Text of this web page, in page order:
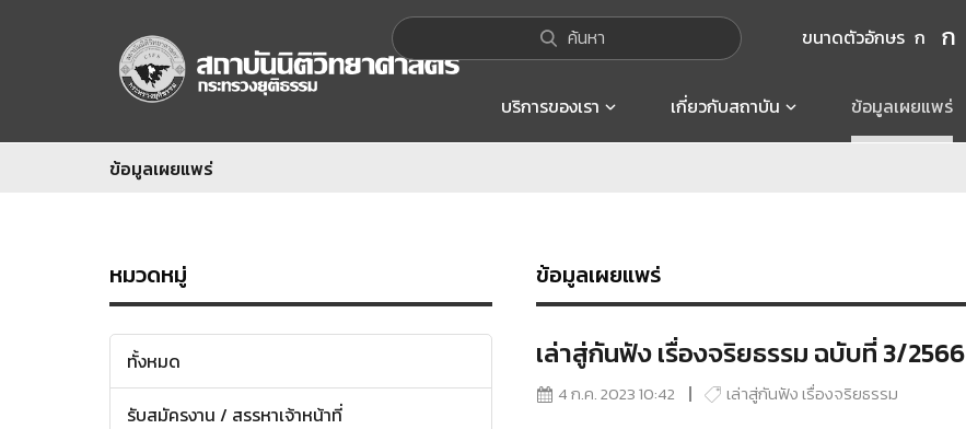
ค้นหา ขนาดตัวอักษร ก ก
บริการของเรา เกี่ยวกับสถาบัน ข้อมูลเผยแพร่
ข้อมูลเผยแพร่
หมวดหมู่
ทั้งหมด
รับสมัครงาน / สรรหาเจ้าหน้าที่
ข้อมูลเผยแพร่
เล่าสู่กันฟัง เรื่องจริยธรรม ฉบับที่ 3/2566
4 ก.ค. 2023 10:42 เล่าสู่กันฟัง เรื่องจริยธรรม